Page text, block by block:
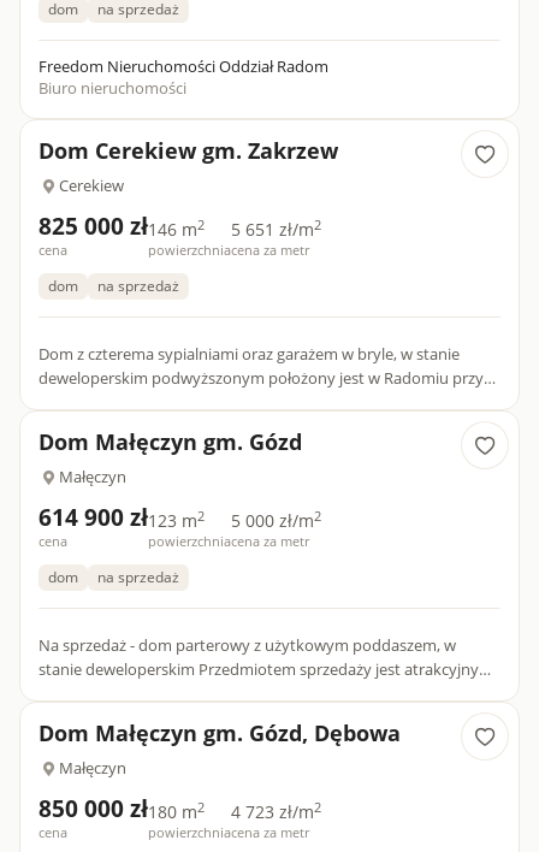
dom na sprzedaż
Freedom Nieruchomości Oddział Radom
Biuro nieruchomości
Dom Cerekiew gm. Zakrzew
Cerekiew
825 000 zł
cena
146 m2
powierzchnia
5 651 zł/m2
cena za metr
dom na sprzedaż
Dom z czterema sypialniami oraz garażem w bryle, w stanie
deweloperskim podwyższonym położony jest w Radomiu przy
Dom Małęczyn gm. Gózd
Małęczyn
614 900 zł
cena
123 m2
powierzchnia
5 000 zł/m2
cena za metr
dom na sprzedaż
Na sprzedaż - dom parterowy z użytkowym poddaszem, w
stanie deweloperskim Przedmiotem sprzedaży jest atrakcyjny
Dom Małęczyn gm. Gózd, Dębowa
Małęczyn
850 000 zł
cena
180 m2
powierzchnia
4 723 zł/m2
cena za metr